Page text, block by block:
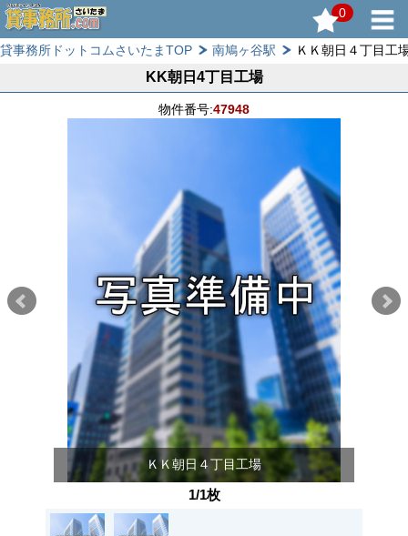
0
貸事務所ドットコムさいたまTOP 南鳩ヶ谷駅 ＫＫ朝日４丁目工
KK朝日4丁目工場
物件番号:47948
ＫＫ朝日４丁目工場
1/1枚